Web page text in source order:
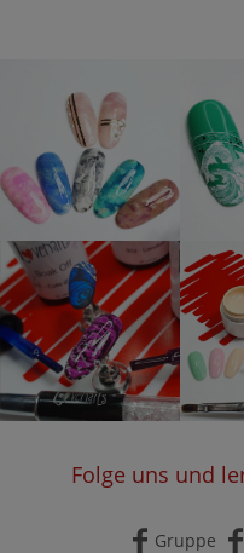
Folge uns und
Gruppe